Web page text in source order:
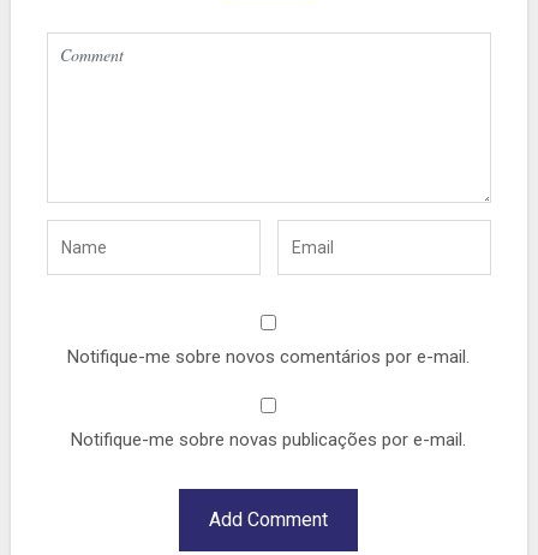
Notifique-me sobre novos comentários por e-mail.
Notifique-me sobre novas publicações por e-mail.